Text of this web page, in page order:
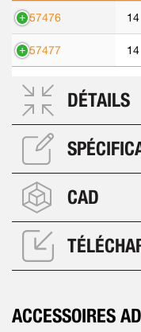
557476 14
557477 14
DÉTAILS
CAD
ACCESSOIRES